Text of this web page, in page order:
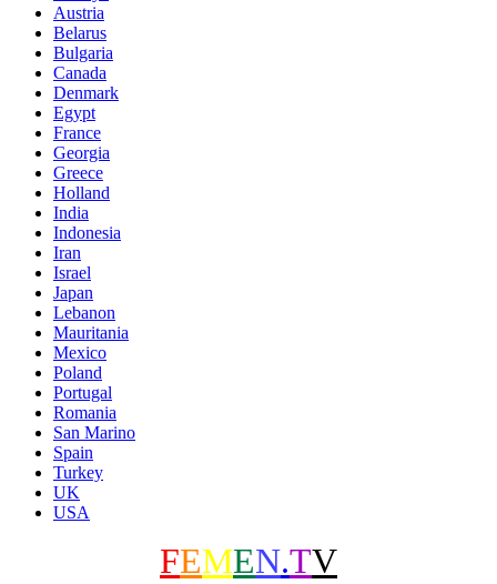
Austria
Belarus
Bulgaria
Canada
Denmark
Egypt
France
Georgia
Greece
Holland
India
Indonesia
Iran
Israel
Japan
Lebanon
Mauritania
Mexico
Poland
Portugal
Romania
San Marino
Spain
Turkey
UK
USA
FEMEN.TV